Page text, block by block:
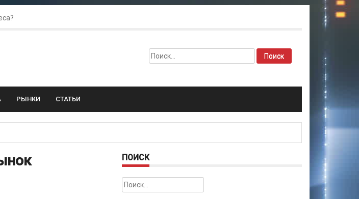
Найти:
РЫНКИ СТАТЬИ
ПОИСК
Найти: